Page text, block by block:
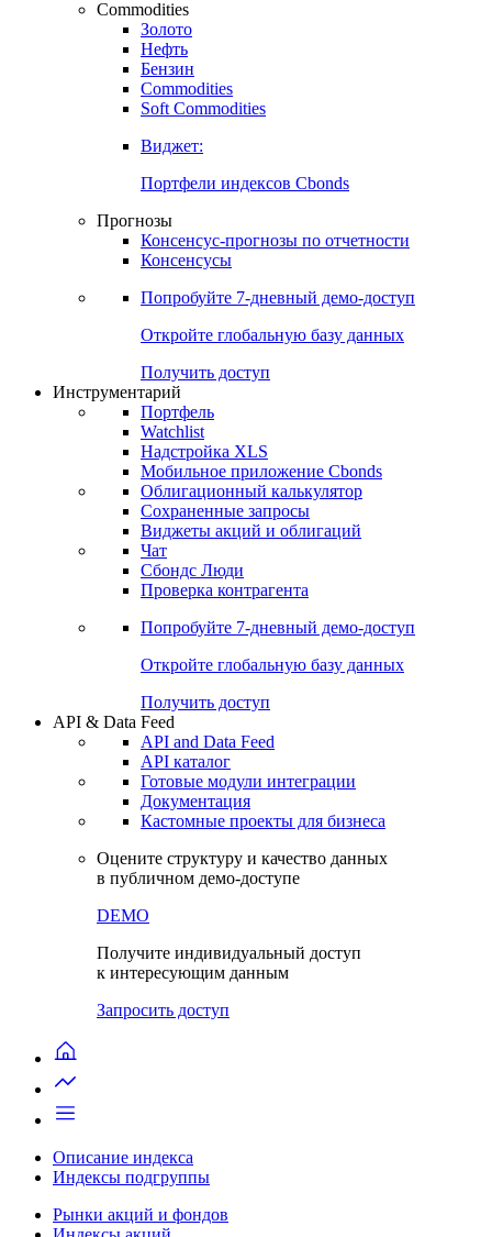
Commodities
Золото
Нефть
Бензин
Commodities
Soft Commodities
Виджет:
Портфели индексов Cbonds
Прогнозы
Консенсус-прогнозы по отчетности
Консенсусы
Попробуйте 7-дневный демо-доступ
Откройте глобальную базу данных
Получить доступ
Инструментарий
Портфель
Watchlist
Надстройка XLS
Мобильное приложение Cbonds
Облигационный калькулятор
Сохраненные запросы
Виджеты акций и облигаций
Чат
Сбондс Люди
Проверка контрагента
Попробуйте 7-дневный демо-доступ
Откройте глобальную базу данных
Получить доступ
API & Data Feed
API and Data Feed
API каталог
Готовые модули интеграции
Документация
Кастомные проекты для бизнеса
Оцените структуру и качество данных
в публичном демо-доступе
DEMO
Получите индивидуальный доступ
к интересующим данным
Запросить доступ
Описание индекса
Индексы подгруппы
Рынки акций и фондов